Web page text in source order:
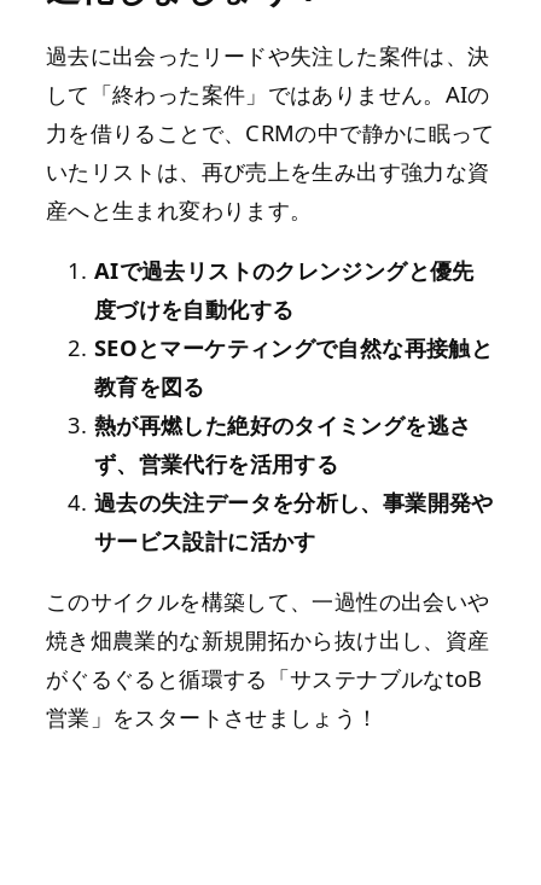
過去に出会ったリードや失注した案件は、決
して「終わった案件」ではありません。AIの
力を借りることで、CRMの中で静かに眠って
いたリストは、再び売上を生み出す強力な資
産へと生まれ変わります。
AIで過去リストのクレンジングと優先
度づけを自動化する
SEOとマーケティングで自然な再接触と
教育を図る
熱が再燃した絶好のタイミングを逃さ
ず、営業代行を活用する
過去の失注データを分析し、事業開発や
サービス設計に活かす
このサイクルを構築して、一過性の出会いや
焼き畑農業的な新規開拓から抜け出し、資産
がぐるぐると循環する「サステナブルなtoB
営業」をスタートさせましょう！